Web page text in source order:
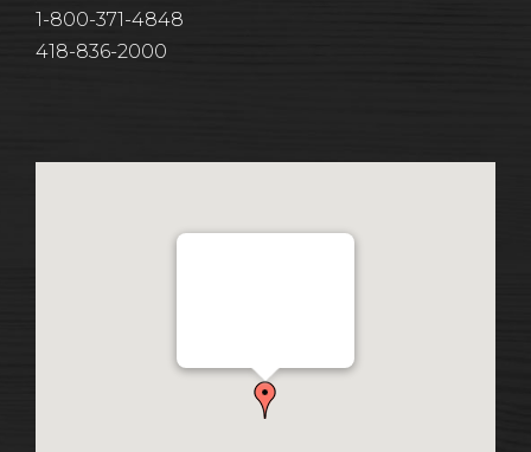
1-800-371-4848
418-836-2000